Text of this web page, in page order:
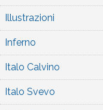
Illustrazioni
Inferno
Italo Calvino
Italo Svevo